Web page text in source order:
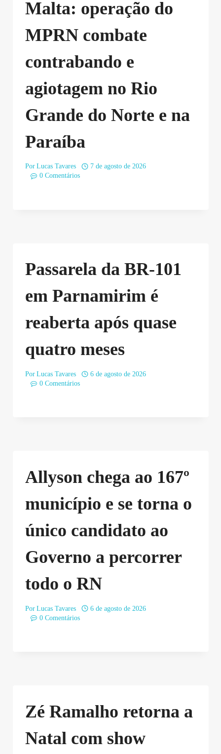
Malta: operação do
MPRN combate
contrabando e
agiotagem no Rio
Grande do Norte e na
Paraíba
Por Lucas Tavares
7 de agosto de 2026
0 Comentários
Passarela da BR-101
em Parnamirim é
reaberta após quase
quatro meses
Por Lucas Tavares
6 de agosto de 2026
0 Comentários
Allyson chega ao 167º
município e se torna o
único candidato ao
Governo a percorrer
todo o RN
Por Lucas Tavares
6 de agosto de 2026
0 Comentários
Zé Ramalho retorna a
Natal com show